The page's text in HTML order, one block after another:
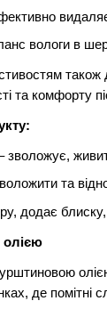
вологи в
та комфорту
зволожує,
та
додає
олією
де помітні